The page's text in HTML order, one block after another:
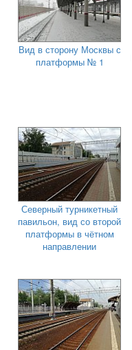
Вид в сторону Москвы с
платформы № 1
Северный турникетный
павильон, вид со второй
платформы в чётном
направлении